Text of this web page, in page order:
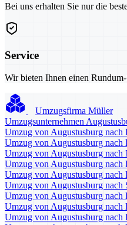
Bei uns erhalten Sie nur die
Service
Wir bieten Ihnen einen
Umzugsfirma Müller
Umzugsunternehmen
Umzug von Augustusburg nach
Umzug von Augustusburg nach
Umzug von Augustusburg nach
Umzug von Augustusburg nach
Umzug von Augustusburg nach
Umzug von Augustusburg nach
Umzug von Augustusburg nach
Umzug von Augustusburg nach
Umzug von Augustusburg nach